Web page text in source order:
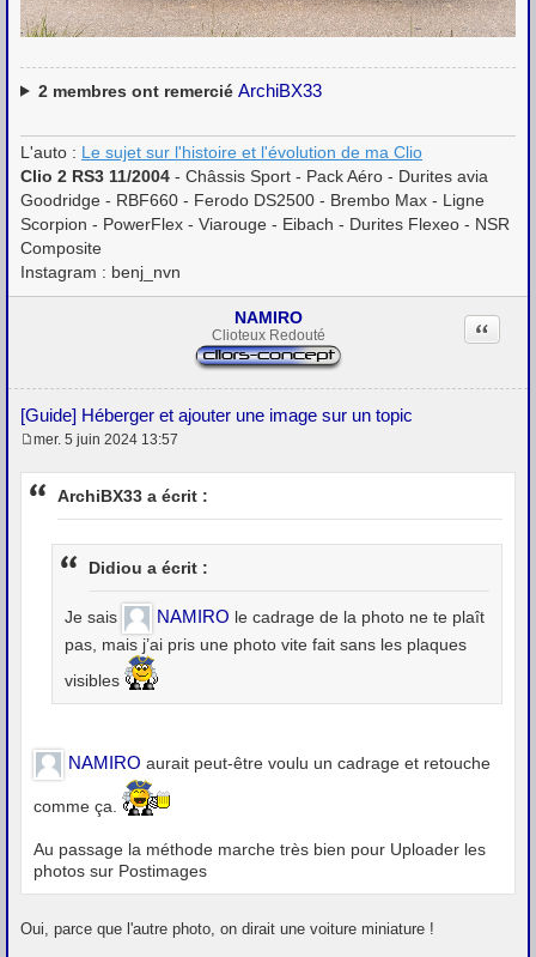
2membres ont remercié ArchiBX33
L'auto : Le sujet sur l'histoire et l'évolution de ma Clio
Clio 2 RS3 11/2004 - Châssis Sport - Pack Aéro - Durites avia
Goodridge - RBF660 - Ferodo DS2500 - Brembo Max - Ligne
Scorpion - PowerFlex - Viarouge - Eibach - Durites Flexeo - NSR
Composite
Instagram : benj_nvn
NAMIRO
Clioteux Redouté
[Guide] Héberger et ajouter une image sur un topic
Citation
e
s
mer. 5 juin 2024 13:57
ArchiBX33 a écrit :
Didiou a écrit :
Je sais NAMIRO le cadrage de la photo ne te plaît
pas, mais j’ai pris une photo vite fait sans les plaques
visibles
NAMIRO aurait peut-être voulu un cadrage et retouche
comme ça.
Au passage la méthode marche très bien pour Uploader les
photos sur Postimages
Oui, parce que l'autre photo, on dirait une voiture miniature !